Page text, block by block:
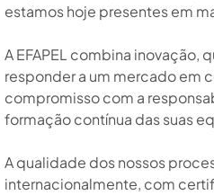
estamos hoje presentes em
A EFAPEL combina inovação,
responder a um mercado em
compromisso com a
formação contínua das suas
A qualidade dos nossos
internacionalmente, com